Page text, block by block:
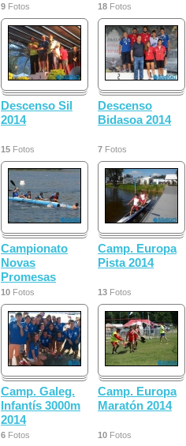
9 Fotos 18 Fotos
Descenso Sil
2014
15 Fotos
Descenso
Bidasoa 2014
7 Fotos
Campionato
Novas
Promesas
10 Fotos
Camp. Europa
Pista 2014
13 Fotos
Camp. Galeg.
Infantís 3000m
2014
6 Fotos
Camp. Europa
Maratón 2014
10 Fotos